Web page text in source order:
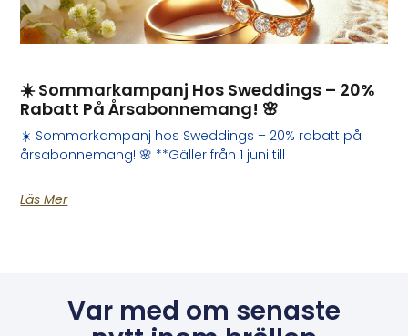
☀️ Sommarkampanj Hos Sweddings – 20%
Rabatt På Årsabonnemang! 🌸
☀️ Sommarkampanj hos Sweddings – 20% rabatt på
årsabonnemang! 🌸 **Gäller från 1 juni till
Läs Mer
Var med om senaste